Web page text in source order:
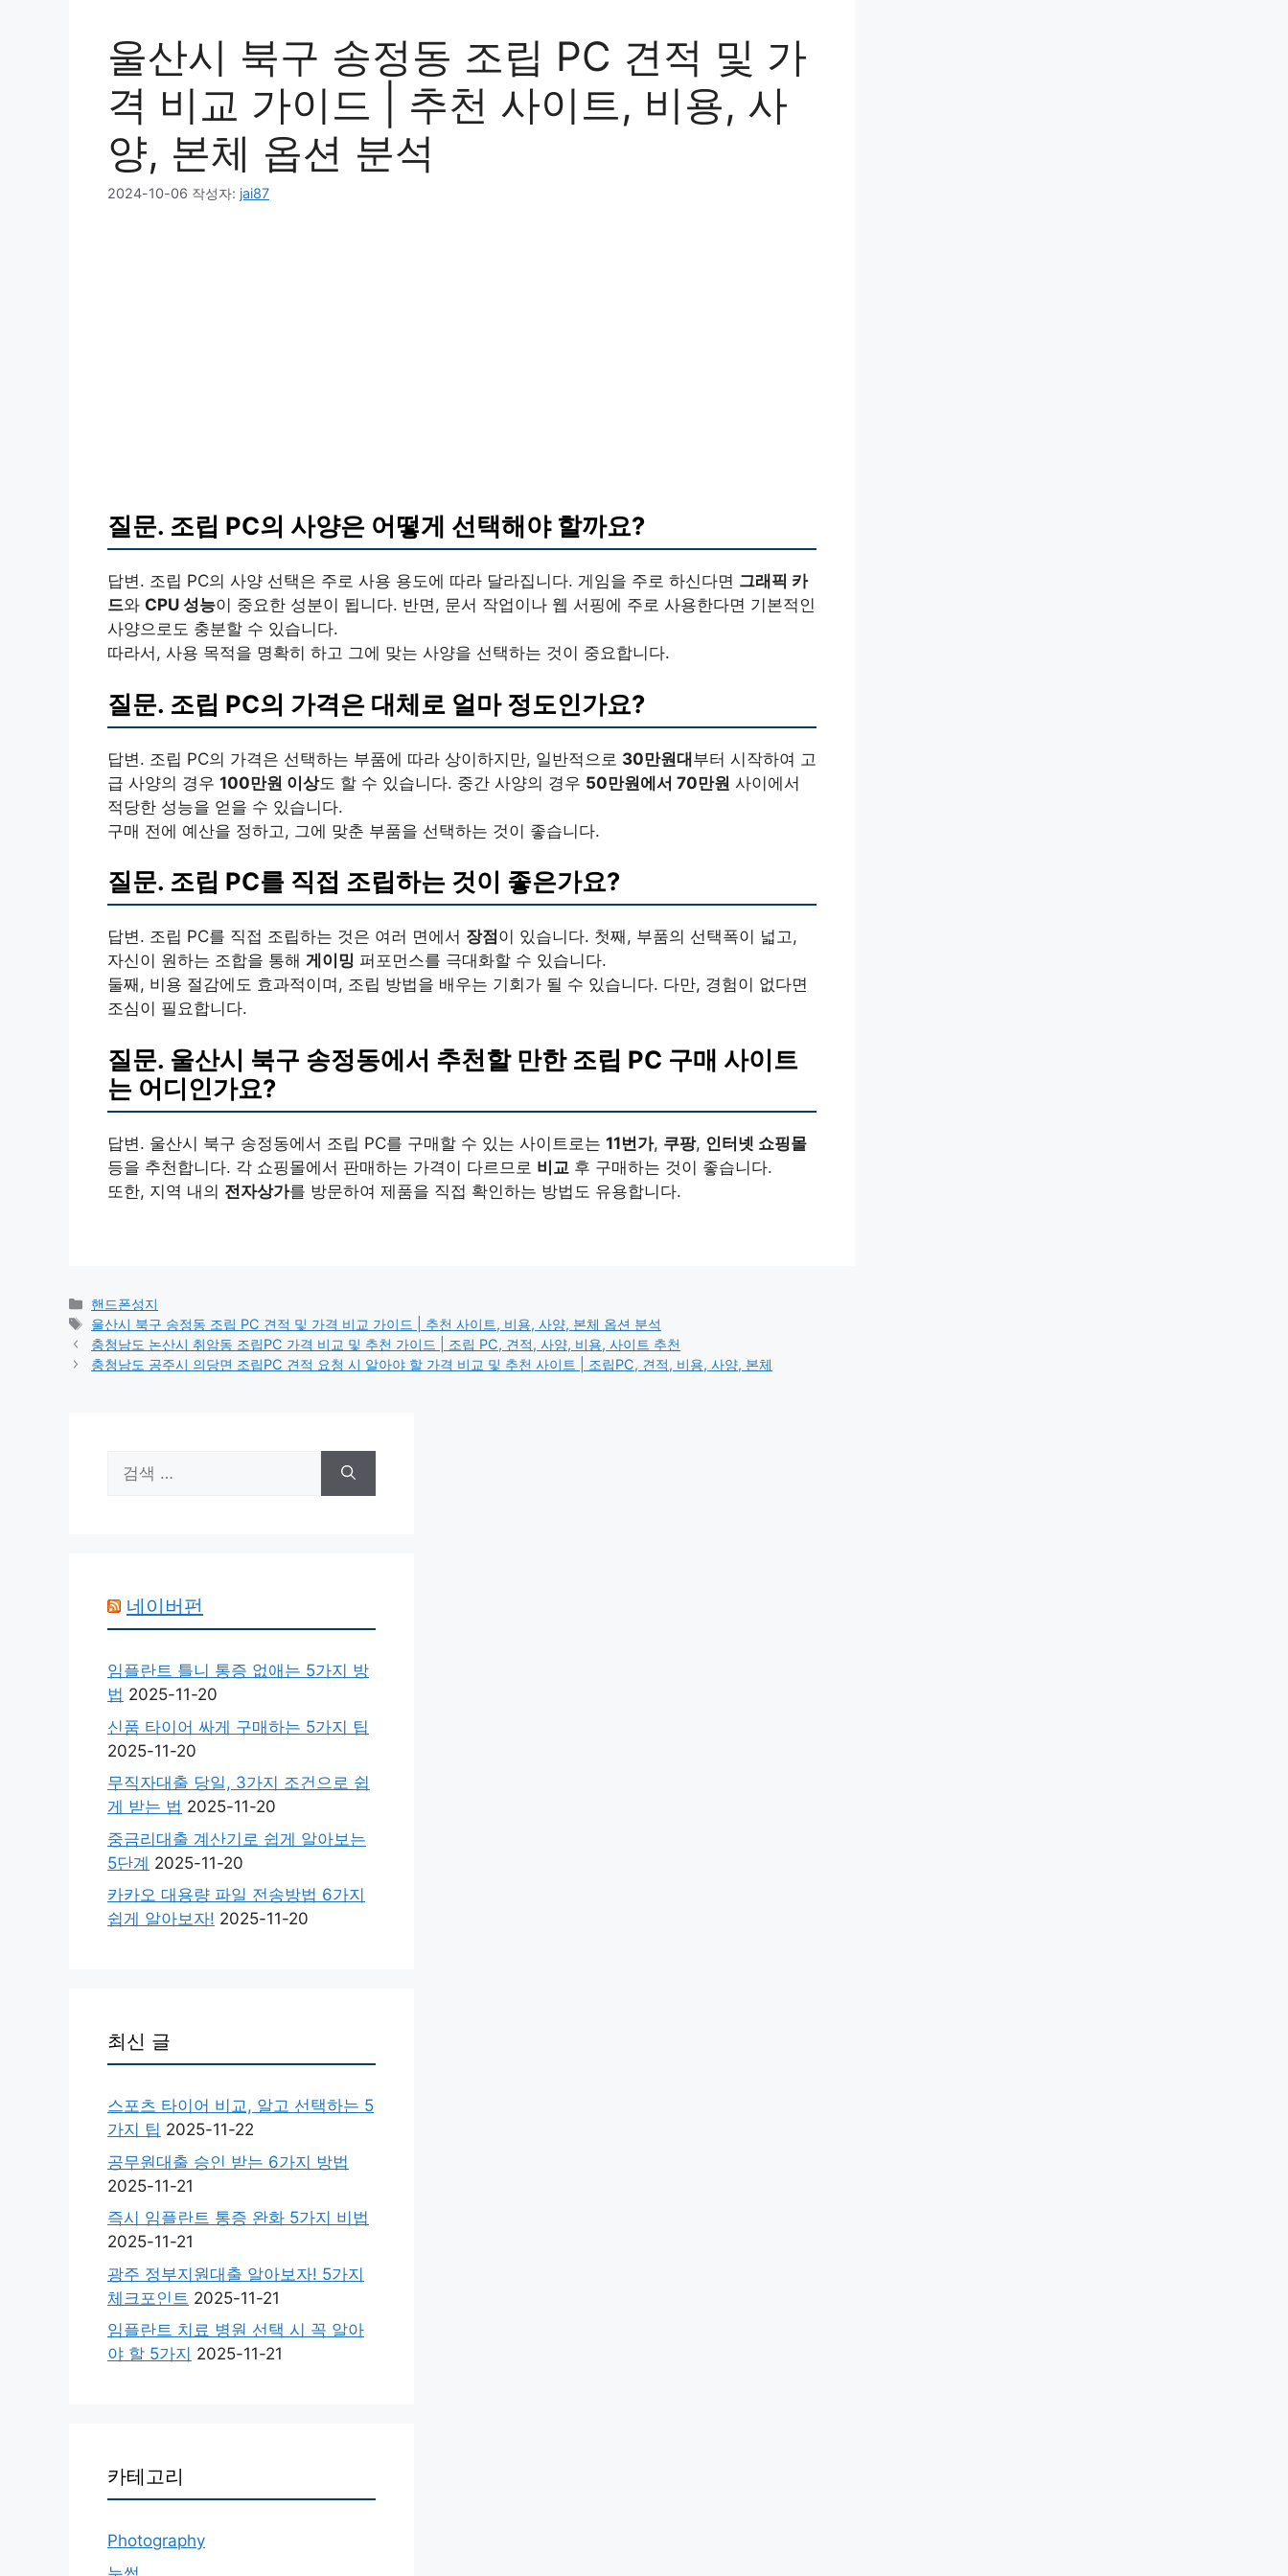
울산시 북구 송정동 조립 PC 견적 및 가
격 비교 가이드 | 추천 사이트, 비용, 사
양, 본체 옵션 분석
2024-10-06 작성자: jai87
질문. 조립 PC의 사양은 어떻게 선택해야 할까요?
답변. 조립 PC의 사양 선택은 주로 사용 용도에 따라 달라집니다. 게임을 주로 하신다면 그래픽 카
드와 CPU 성능이 중요한 성분이 됩니다. 반면, 문서 작업이나 웹 서핑에 주로 사용한다면 기본적인
사양으로도 충분할 수 있습니다.
따라서, 사용 목적을 명확히 하고 그에 맞는 사양을 선택하는 것이 중요합니다.
질문. 조립 PC의 가격은 대체로 얼마 정도인가요?
답변. 조립 PC의 가격은 선택하는 부품에 따라 상이하지만, 일반적으로 30만원대부터 시작하여 고
급 사양의 경우 100만원 이상도 할 수 있습니다. 중간 사양의 경우 50만원에서 70만원 사이에서
적당한 성능을 얻을 수 있습니다.
구매 전에 예산을 정하고, 그에 맞춘 부품을 선택하는 것이 좋습니다.
질문. 조립 PC를 직접 조립하는 것이 좋은가요?
답변. 조립 PC를 직접 조립하는 것은 여러 면에서 장점 이 있습니다. 첫째, 부품의 선택폭이 넓고,
자신이 원하는 조합을 통해 게이밍 퍼포먼스를 극대화할 수 있습니다.
둘째, 비용 절감에도 효과적이며, 조립 방법을 배우는 기회가 될 수 있습니다. 다만, 경험이 없다면
조심이 필요합니다.
질문. 울산시 북구 송정동에서 추천할 만한 조립 PC 구매 사이트
는 어디인가요?
답변. 울산시 북구 송정동에서 조립 PC를 구매할 수 있는 사이트로는 11번가, 쿠팡, 인터넷 쇼핑몰
등을 추천합니다. 각 쇼핑몰에서 판매하는 가격이 다르므로 비교 후 구매하는 것이 좋습니다.
또한, 지역 내의 전자상가를 방문하여 제품을 직접 확인하는 방법도 유용합니다.
카
테
고
리
핸드폰성지
태
그
울산시 북구 송정동 조립 PC 견적 및 가격 비교 가이드 | 추천 사이트, 비용, 사양, 본체 옵션 분석
충청남도 논산시 취암동 조립PC 가격 비교 및 추천 가이드 | 조립 PC, 견적, 사양, 비용, 사이트 추천
충청남도 공주시 의당면 조립PC 견적 요청 시 알아야 할 가격 비교 및 추천 사이트 | 조립PC, 견적, 비용, 사양, 본체
색:
네이버펀
임플란트 틀니 통증 없애는 5가지 방
법 2025-11-20
신품 타이어 싸게 구매하는 5가지 팁
2025-11-20
무직자대출 당일, 3가지 조건으로 쉽
게 받는 법 2025-11-20
중금리대출 계산기로 쉽게 알아보는
5단계 2025-11-20
카카오 대용량 파일 전송방법 6가지
쉽게 알아보자! 2025-11-20
최신 글
스포츠 타이어 비교, 알고 선택하는 5
가지 팁 2025-11-22
공무원대출 승인 받는 6가지 방법
2025-11-21
즉시 임플란트 통증 완화 5가지 비법
2025-11-21
광주 정부지원대출 알아보자! 5가지
체크포인트 2025-11-21
임플란트 치료 병원 선택 시 꼭 알아
야 할 5가지 2025-11-21
카테고리
Photography